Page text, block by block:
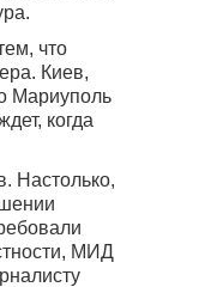
что
Киев,
Мариуполь
когда
Настолько,
МИД